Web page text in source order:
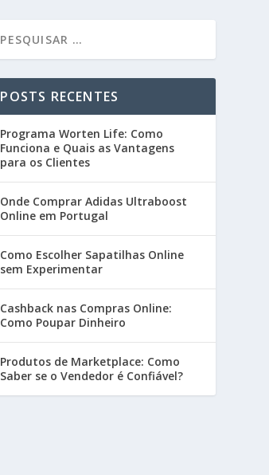
POSTS RECENTES
Programa Worten Life: Como
Funciona e Quais as Vantagens
para os Clientes
Onde Comprar Adidas Ultraboost
Online em Portugal
Como Escolher Sapatilhas Online
sem Experimentar
Cashback nas Compras Online:
Como Poupar Dinheiro
Produtos de Marketplace: Como
Saber se o Vendedor é Confiável?